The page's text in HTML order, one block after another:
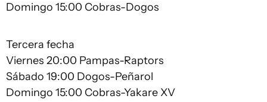
Domingo 15:00 Cobras-Dogos
Tercera fecha
Viernes 20:00 Pampas-Raptors
Sábado 19:00 Dogos-Peñarol
Domingo 15:00 Cobras-Yakare XV